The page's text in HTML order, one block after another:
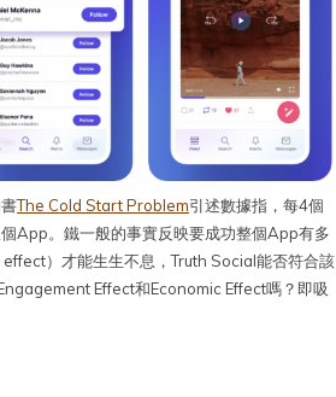
The Cold Start Problem引述數據指，每4個
App。鐵一般的事實反映要成功整個App有多
）才能生生不息，Truth Social能否符合該
Effect和Economic Effect嗎？即吸